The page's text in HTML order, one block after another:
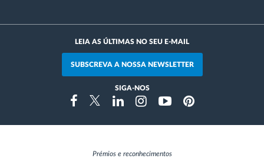
LEIA AS ÚLTIMAS NO SEU E-MAIL
SUBSCREVA A NOSSA NEWSLETTER
SIGA-NOS
FacebookTwitterLinkedinInstragramYoutubePinterest
Prémios e reconhecimentos